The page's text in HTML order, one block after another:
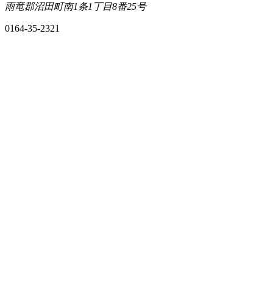
雨竜郡沼田町南1条1丁目8番25号
0164-35-2321